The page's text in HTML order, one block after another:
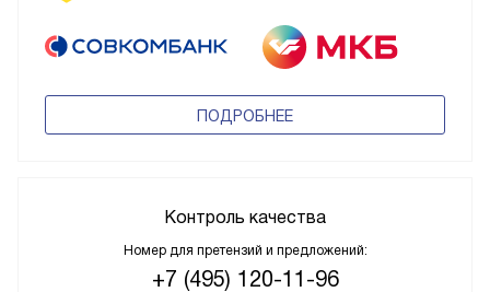
ПОДРОБНЕЕ
Контроль качества
Номер для претензий и предложений:
+7 (495) 120-11-96